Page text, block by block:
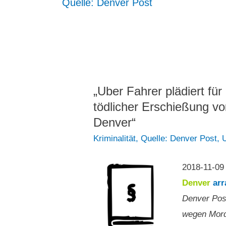
Quelle: Denver Post
„Uber Fahrer plädiert
tödlicher Erschießung
Denver“
Kriminalität,Quelle: Denver Post,
2018-11-09
Denver
Denver
wegen